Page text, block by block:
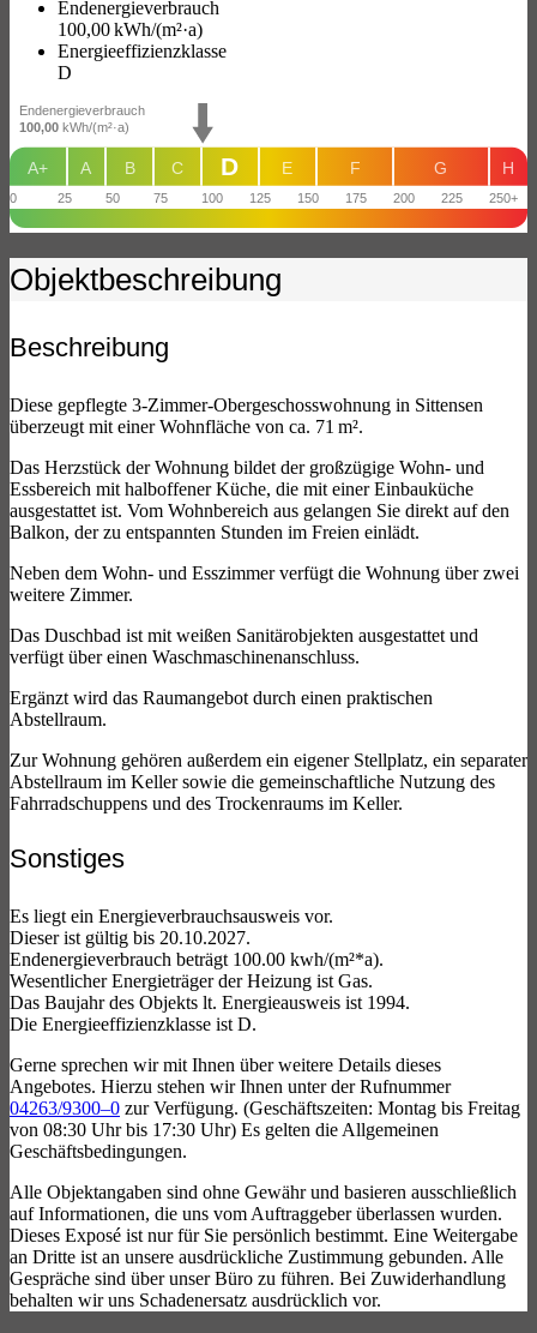
Endenergie­verbrauch
100,00 kWh/(m²·a)
Energie­effizienz­klasse
D
0 25 50 75 100 125 150 175 200 225 250+
H
G
F
E
C
B
A
A+ D
Endenergieverbrauch
100,00 kWh/(m²·a)
Objekt­beschreibung
Beschreibung
Diese gepflegte 3-Zimmer-Obergeschosswohnung in Sittensen
überzeugt mit einer Wohnfläche von ca. 71 m².
Das Herzstück der Wohnung bildet der großzügige Wohn- und
Essbereich mit halboffener Küche, die mit einer Einbauküche
ausgestattet ist. Vom Wohnbereich aus gelangen Sie direkt auf den
Balkon, der zu entspannten Stunden im Freien einlädt.
Neben dem Wohn- und Esszimmer verfügt die Wohnung über zwei
weitere Zimmer.
Das Duschbad ist mit weißen Sanitärobjekten ausgestattet und
verfügt über einen Waschmaschinenanschluss.
Ergänzt wird das Raumangebot durch einen praktischen
Abstellraum.
Zur Wohnung gehören außerdem ein eigener Stellplatz, ein separater
Abstellraum im Keller sowie die gemeinschaftliche Nutzung des
Fahrradschuppens und des Trockenraums im Keller.
Sonstiges
Es liegt ein Energieverbrauchsausweis vor.
Dieser ist gültig bis 20.10.2027.
Endenergieverbrauch beträgt 100.00 kwh/(m²*a).
Wesentlicher Energieträger der Heizung ist Gas.
Das Baujahr des Objekts lt. Energieausweis ist 1994.
Die Energieeffizienzklasse ist D.
Gerne sprechen wir mit Ihnen über weitere Details dieses
Angebotes. Hierzu stehen wir Ihnen unter der Rufnummer
04263/9300–0 zur Verfügung. (Geschäftszeiten: Montag bis Freitag
von 08:30 Uhr bis 17:30 Uhr) Es gelten die Allgemeinen
Geschäftsbedingungen.
Alle Objektangaben sind ohne Gewähr und basieren ausschließlich
auf Informationen, die uns vom Auftraggeber überlassen wurden.
Dieses Exposé ist nur für Sie persönlich bestimmt. Eine Weitergabe
an Dritte ist an unsere ausdrückliche Zustimmung gebunden. Alle
Gespräche sind über unser Büro zu führen. Bei Zuwiderhandlung
behalten wir uns Schadenersatz ausdrücklich vor.